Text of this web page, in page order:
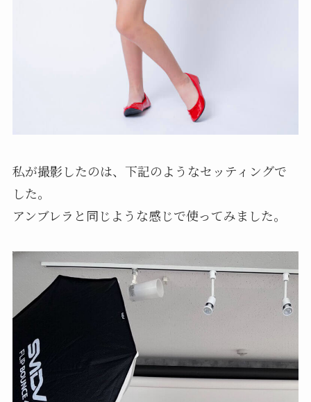
私が撮影したのは、下記のようなセッティングで
した。
アンブレラと同じような感じで使ってみました。